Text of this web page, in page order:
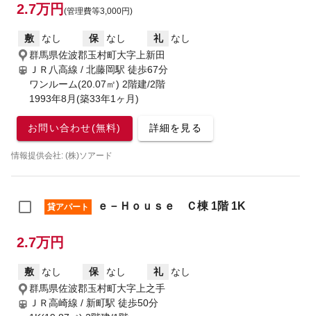
2.7万円 (管理費等3,000円)
敷 なし 保 なし 礼
なし
群馬県佐波郡玉村町大字上新田
ＪＲ八高線 / 北藤岡駅 徒歩67分
ワンルーム(20.07㎡) 2階建/2階
1993年8月(築33年1ヶ月)
お問い合わせ(無料) 詳細を見る
情報提供会社: (株)ソアード
貸アパート ｅ－Ｈｏｕｓｅ Ｃ棟 1階 1K
2.7万円
敷 なし 保 なし 礼
なし
群馬県佐波郡玉村町大字上之手
ＪＲ高崎線 / 新町駅 徒歩50分